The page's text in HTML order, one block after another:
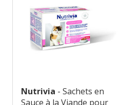
Nutrivia - Sachets en
Sauce à la Viande pour